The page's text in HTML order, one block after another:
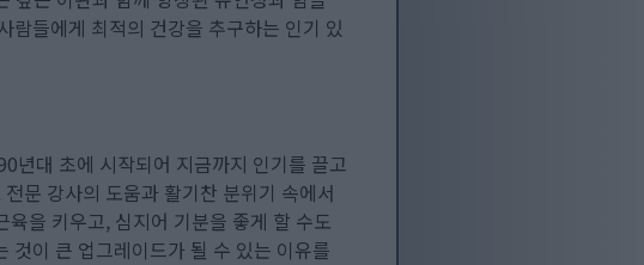
람들에게 최적의 건강을 추구하는 인기 있
년대 초에 시작되어 지금까지 인기를 끌고
문 강사의 도움과 활기찬 분위기 속에서
을 키우고, 심지어 기분을 좋게 할 수도
것이 큰 업그레이드가 될 수 있는 이유를